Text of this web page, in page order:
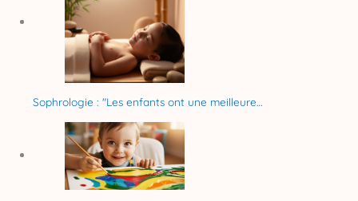
Sophrologie : "Les enfants ont une meilleure…